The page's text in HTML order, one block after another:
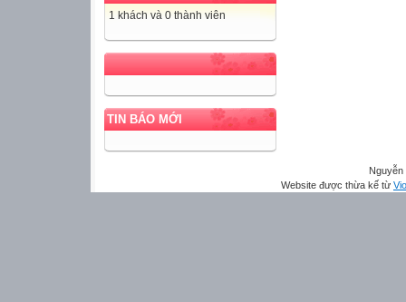
1 khách và 0 thành viên
TIN BÁO MỚI
Website được thừa kế từ